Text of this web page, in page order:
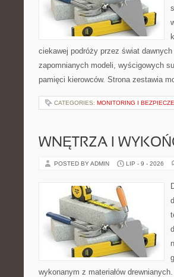
ciekawej podróży przez świat
zapomnianych modeli, wyścigowych
pamięci kierowców. Strona zestawia
CATEGORIES: MONITORING I
WNĘTRZA I
POSTED BY ADMIN LIP - 9 - 2026
wykonanym z materiałów